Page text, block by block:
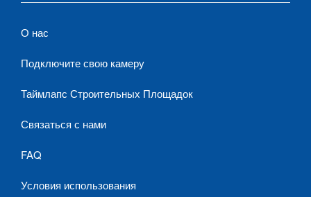
О нас
Подключите свою камеру
Таймлапс Строительных Площадок
Связаться с нами
FAQ
Условия использования